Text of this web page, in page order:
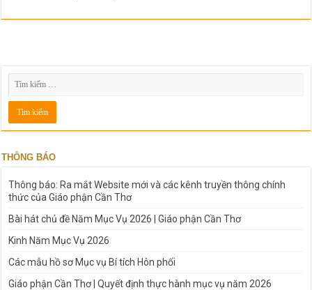
THÔNG BÁO
Thông báo: Ra mắt Website mới và các kênh truyền thông chính
thức của Giáo phận Cần Thơ
Bài hát chủ đề Năm Mục Vụ 2026 | Giáo phận Cần Thơ
Kinh Năm Mục Vụ 2026
Các mẫu hồ sơ Mục vụ Bí tích Hôn phối
Giáo phận Cần Thơ | Quyết định thực hành mục vụ năm 2026